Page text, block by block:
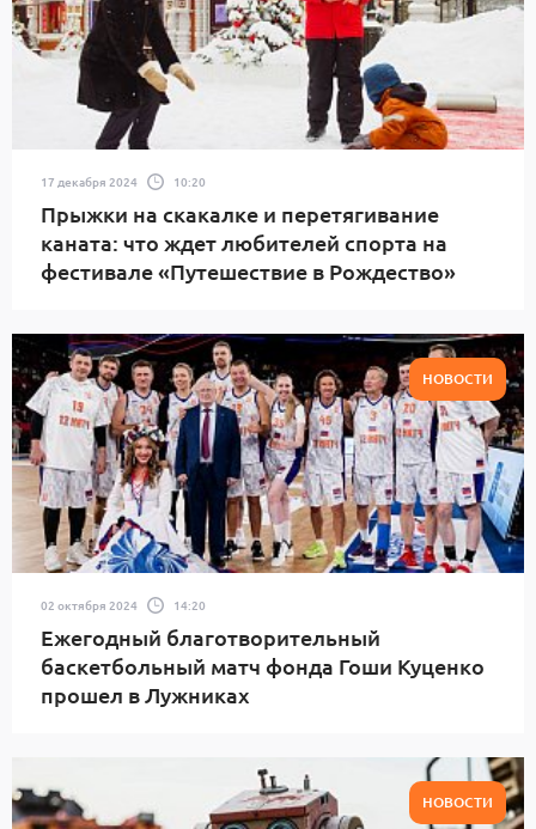
17 декабря 2024 10:20
Прыжки на скакалке и перетягивание
каната: что ждет любителей спорта на
фестивале «Путешествие в Рождество»
НОВОСТИ
02 октября 2024 14:20
Ежегодный благотворительный
баскетбольный матч фонда Гоши Куценко
прошел в Лужниках
НОВОСТИ